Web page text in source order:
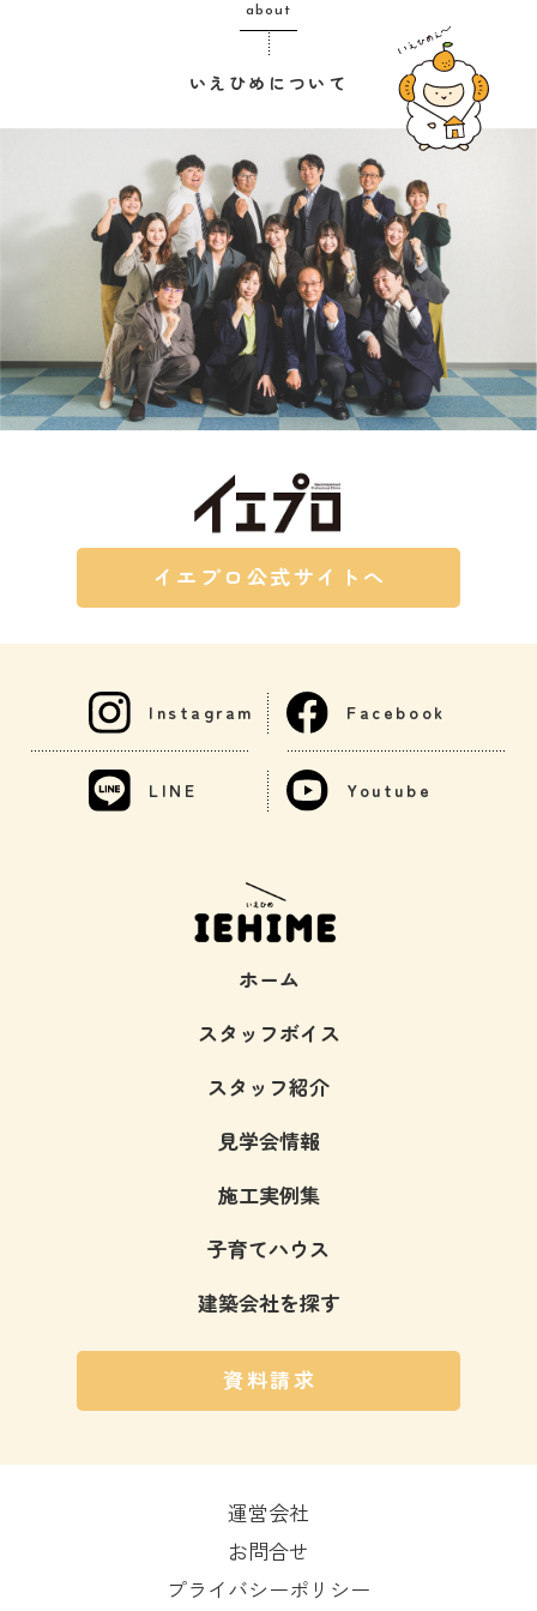
about
いえひめについて
イエプロ公式サイトへ
ホーム
スタッフボイス
スタッフ紹介
見学会情報
施工実例集
子育てハウス
建築会社を探す
資料請求
Instagram Facebook
LINE Youtube
運営会社
お問合せ
プライバシーポリシー